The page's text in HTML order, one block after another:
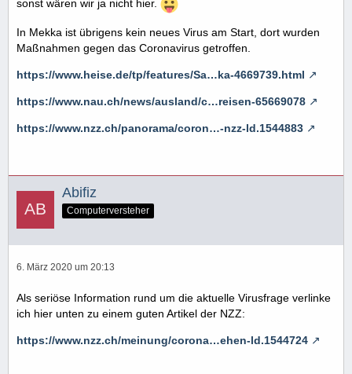
sonst wären wir ja nicht hier.
In Mekka ist übrigens kein neues Virus am Start, dort wurden
Maßnahmen gegen das Coronavirus getroffen.
https://www.heise.de/tp/features/Sa…ka-4669739.html
https://www.nau.ch/news/ausland/c…reisen-65669078
https://www.nzz.ch/panorama/coron…-nzz-ld.1544883
Abifiz
Computerversteher
6. März 2020 um 20:13
Als seriöse Information rund um die aktuelle Virusfrage verlinke
ich hier unten zu einem guten Artikel der NZZ:
https://www.nzz.ch/meinung/corona…ehen-ld.1544724